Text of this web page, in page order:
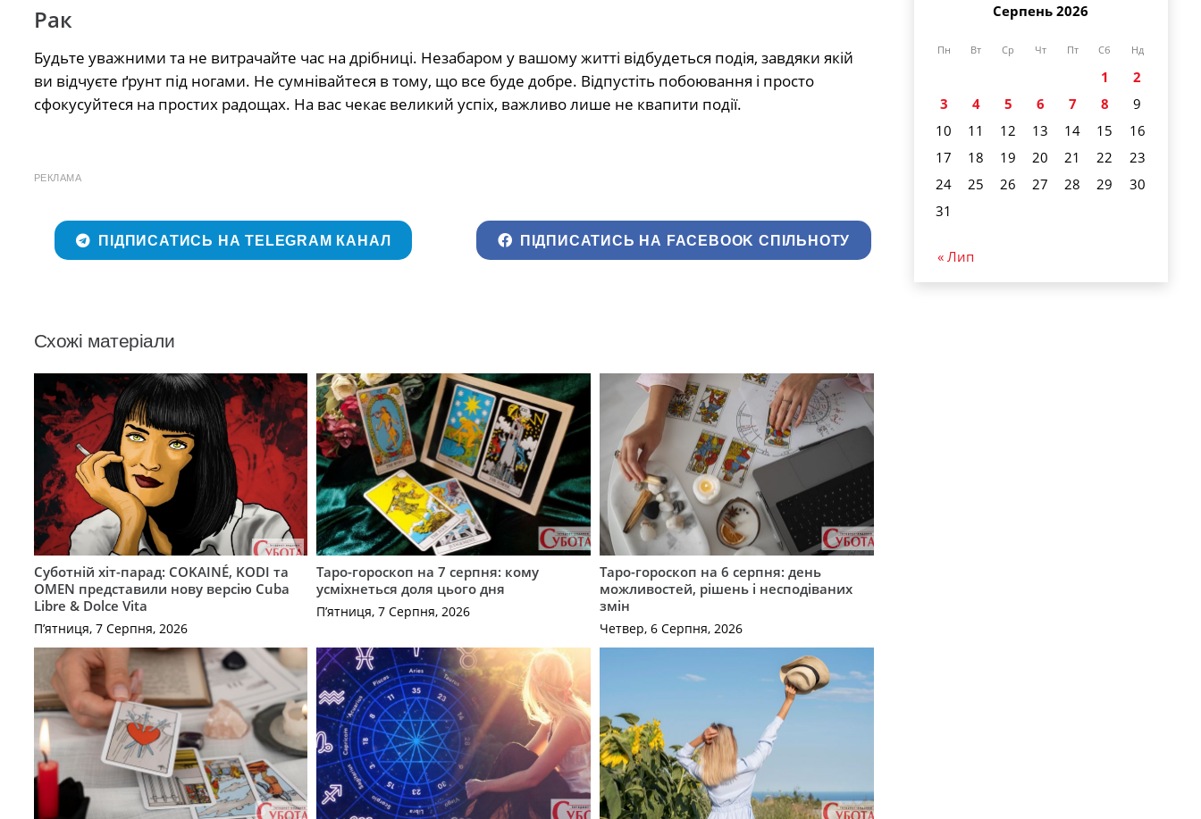
Рак
Будьте уважними та не витрачайте час на дрібниці. Незабаром у вашому житті відбудеться подія, завдяки якій
ви відчуєте ґрунт під ногами. Не сумнівайтеся в тому, що все буде добре. Відпустіть побоювання і просто
сфокусуйтеся на простих радощах. На вас чекає великий успіх, важливо лише не квапити події.
РЕКЛАМА
ПІДПИСАТИСЬ НА TELEGRAM КАНАЛ ПІДПИСАТИСЬ НА FACEBOOK СПІЛЬНОТУ
Схожі матеріали
Суботній хіт-парад: COKAINÉ, KODI та
OMEN представили нову версію Cuba
Libre & Dolce Vita
П’ятниця, 7 Серпня, 2026
Таро-гороскоп на 7 серпня: кому
усміхнеться доля цього дня
П’ятниця, 7 Серпня, 2026
Таро-гороскоп на 6 серпня: день
можливостей, рішень і несподіваних
змін
Четвер, 6 Серпня, 2026
Серпень 2026
Пн Вт Ср Чт Пт Сб Нд
1
2
3
4 5 6 7 8
9
10
11 12 13 14 15
16
17
18 19 20 21 22
23
24
25 26 27 28 29
30
31
« Лип